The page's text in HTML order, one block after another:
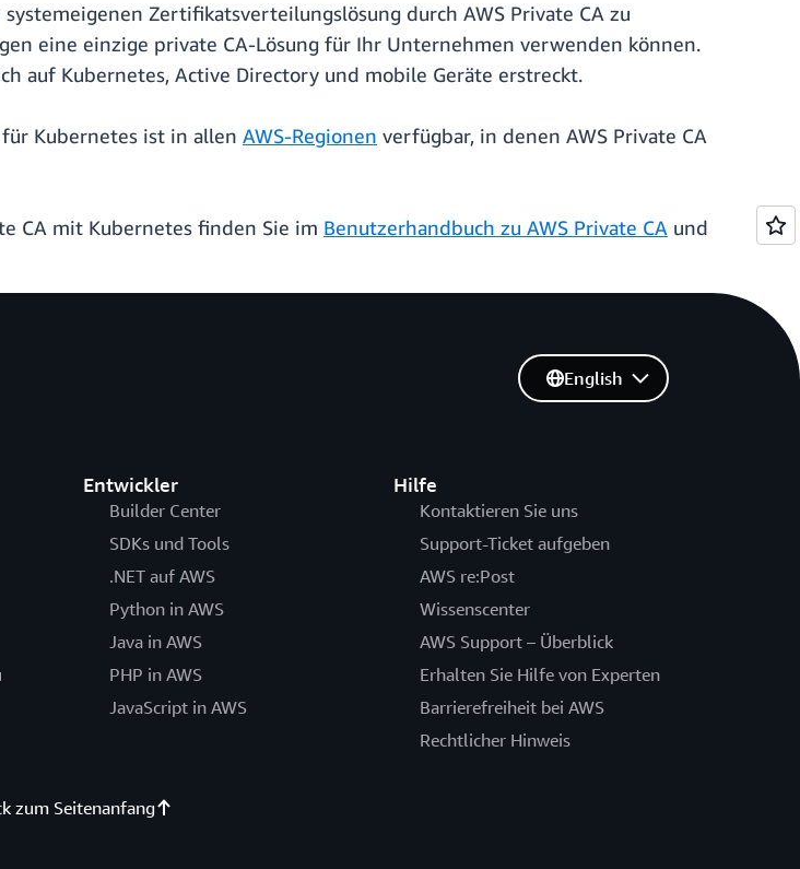
Zertifikatsverteilungslösung durch AWS Private CA zu
eine einzige private CA-Lösung für Ihr Unternehmen verwenden können.
auf Kubernetes, Active Directory und mobile Geräte erstreckt.
Kubernetes ist in allen AWS-Regionen verfügbar, in denen AWS Private CA
CA mit Kubernetes finden Sie im Benutzerhandbuch zu AWS Private CA und
Entwickler
Builder Center
SDKs und Tools
.NET auf AWS
Python in AWS
Java in AWS
PHP in AWS
JavaScript in AWS
Hilfe
Kontaktieren Sie uns
Support-Ticket aufgeben
AWS re:Post
Wissenscenter
AWS Support – Überblick
Erhalten Sie Hilfe von Experten
Barrierefreiheit bei AWS
Rechtlicher Hinweis
English
zum Seitenanfang